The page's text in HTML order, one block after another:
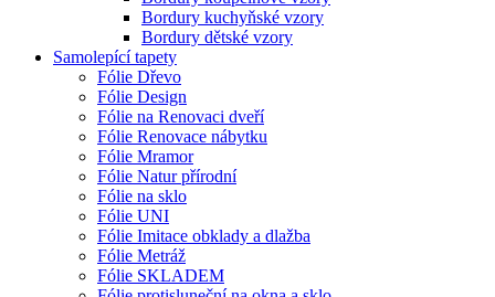
Bordury kuchyňské vzory
Bordury dětské vzory
Samolepící tapety
Fólie Dřevo
Fólie Design
Fólie na Renovaci dveří
Fólie Renovace nábytku
Fólie Mramor
Fólie Natur přírodní
Fólie na sklo
Fólie UNI
Fólie Imitace obklady a dlažba
Fólie Metráž
Fólie SKLADEM